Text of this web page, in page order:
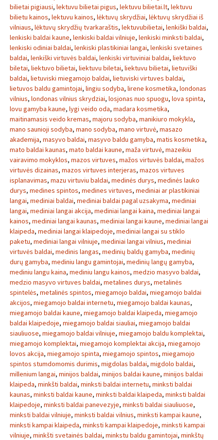
bilietai pigiausi, lektuvu bilietai pigus, lektuvu bilietai.lt, lektuvu
bilietu kainos, lektuvu kainos, lėktuvų skrydžiai, lėktuvų skrydžiai iš
vilniaus, lėktuvų skrydžių tvarkaraštis, lektuvubilietai, lenkiški baldai,
lenkiski baldai kaune, lenkiski baldai vilniuje, lenkiski minksti baldai,
lenkiski odiniai baldai, lenkiski plastikiniai langai, lenkiski svetaines
baldai, lenkiški virtuvės baldai, lenkiski virtuviniai baldai, liektuvo
biletai, liektuvo bilietai, liektuvu biletai, liektuvu bilietai, lietuviški
baldai, lietuviski miegamojo baldai, lietuviski virtuves baldai,
lietuvos baldu gamintojai, lingiu sodyba, lirene kosmetika, londonas
vilnius, londonas vilnius skrydziai, losjonas nuo spuogu, lova spinta,
lovu gamyba kaune, lygi veido oda, madara kosmetika,
maitinamasis veido kremas, majoru sodyba, manikiuro mokykla,
mano saunioji sodyba, mano sodyba, mano virtuvė, masazo
akademija, masyvo baldai, masyvo baldu gamyba, matis kosmetika,
mato baldai kaunas, mato baldai kaune, maža virtuvė, mazeikiu
vairavimo mokyklos, mazos virtuves, mažos virtuvės baldai, mažos
virtuvės dizainas, mazos virtuves interjeras, mazos virtuves
isplanavimas, mazu virtuviu baldai, medinės durys, medinės lauko
durys, medines spintos, medines virtuves, mediniai ar plastikiniai
langai, mediniai baldai, mediniai baldai pagal uzsakyma, mediniai
langai, mediniai langai akcija, mediniai langai kaina, mediniai langai
kainos, mediniai langai kaunas, mediniai langai kaune, mediniai langai
klaipeda, mediniai langai klaipedoje, mediniai langai su stiklo
paketu, mediniai langai vilniuje, mediniai langai vilnius, mediniai
virtuvės baldai, medinis langas, medinių baldų gamyba, medinių
durų gamyba, mediniu langu gamintojai, medinių langų gamyba,
mediniu langu kaina, mediniu langu kainos, medzio masyvo baldai,
medzio masyvo virtuves baldai, metalines durys, metalinės
spintelės, metalinės spintos, miegamojo baldai, miegamojo baldai
akcijos, miegamojo baldai internetu, miegamojo baldai kaunas,
miegamojo baldai kaune, miegamojo baldai klaipeda, miegamojo
baldai klaipedoje, miegamojo baldai siauliai, miegamojo baldai
siauliuose, miegamojo baldai vilniuje, miegamojo baldu komplektai,
miegamojo komplektai, miegamojo komplektai akcija, miegamojo
lovos akcija, miegamojo spinta, miegamojo spintos, miegamojo
spintos stumdomomis durimis, migdolas baldai, migdolo baldai,
millenium langai, minijos baldai, minijos baldai kaune, minijos baldai
klaipeda, minkšti baldai, minksti baldai internetu, minksti baldai
kaunas, minksti baldai kaune, minksti baldai klaipeda, minksti baldai
klaipedoje, minksti baldai panevezyje, minksti baldai siauliuose,
minksti baldai vilniuje, minksti baldai vilnius, minksti kampai kaune,
minksti kampai klaipeda, minksti kampai klaipedoje, minksti kampai
vilniuje, minkšti svetainės baldai, minkstu baldu gamintojai, minkštų